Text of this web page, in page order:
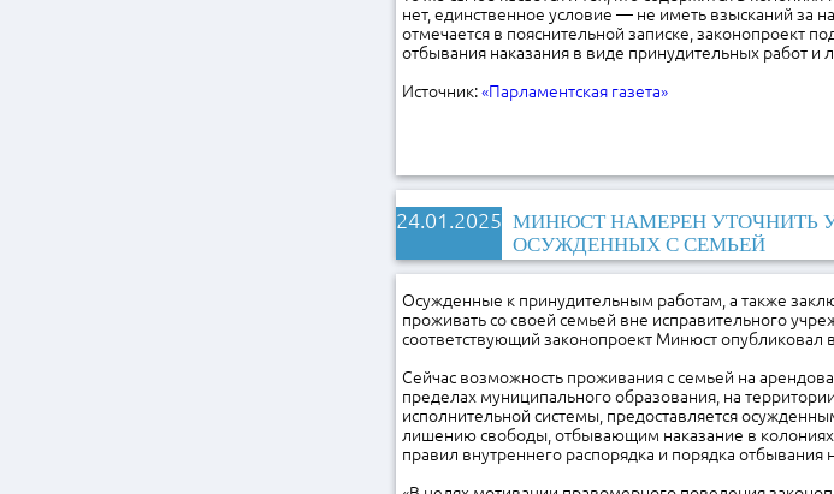
нет, единственное условие — не иметь взысканий за
отмечается в пояснительной записке, законопроект
отбывания наказания в виде принудительных работ и
Источник:«Парламентская газета»
24.01.2025 МИНЮСТ НАМЕРЕН УТОЧНИТЬ
ОСУЖДЕННЫХ С СЕМЬЕЙ
Осужденные к принудительным работам, а также
проживать со своей семьей вне исправительного
соответствующий законопроект Минюст опубликовал
Сейчас возможность проживания с семьей на
пределах муниципального образования, на
исполнительной системы, предоставляется
лишению свободы, отбывающим наказание в
правил внутреннего распорядка и порядка отбывания